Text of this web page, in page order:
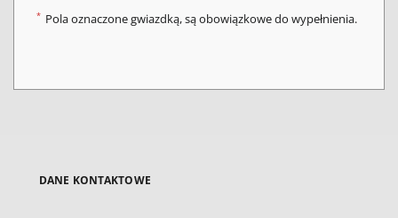
* Pola oznaczone gwiazdką, są obowiązkowe do wypełnienia.
DANE KONTAKTOWE